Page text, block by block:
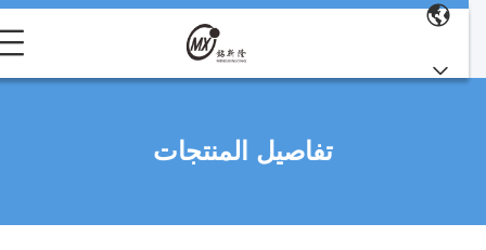
تفاصيل المنتجات